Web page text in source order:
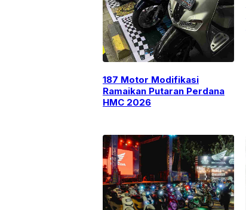
187 Motor Modifikasi
Ramaikan Putaran Perdana
HMC 2026